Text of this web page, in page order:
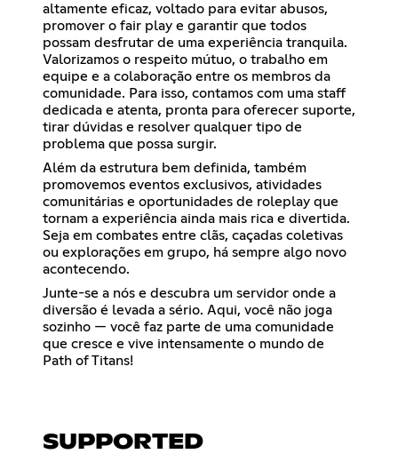
altamente eficaz, voltado para evitar abusos,
promover o fair play e garantir que todos
possam desfrutar de uma experiência tranquila.
Valorizamos o respeito mútuo, o trabalho em
equipe e a colaboração entre os membros da
comunidade. Para isso, contamos com uma staff
dedicada e atenta, pronta para oferecer suporte,
tirar dúvidas e resolver qualquer tipo de
problema que possa surgir.
Além da estrutura bem definida, também
promovemos eventos exclusivos, atividades
comunitárias e oportunidades de roleplay que
tornam a experiência ainda mais rica e divertida.
Seja em combates entre clãs, caçadas coletivas
ou explorações em grupo, há sempre algo novo
acontecendo.
Junte-se a nós e descubra um servidor onde a
diversão é levada a sério. Aqui, você não joga
sozinho — você faz parte de uma comunidade
que cresce e vive intensamente o mundo de
Path of Titans!
SUPPORTED